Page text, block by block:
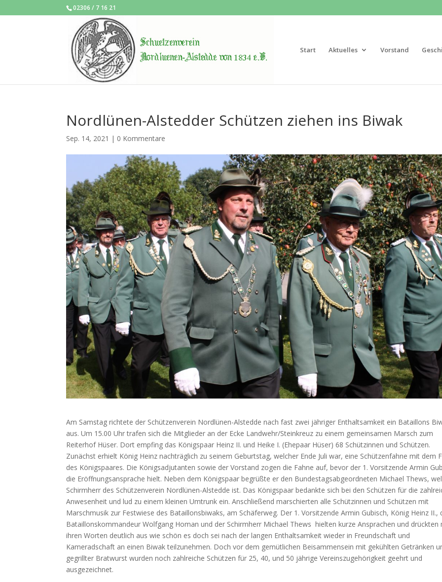
02306 / 7 16 21
Start Aktuelles Vorstand
Nordlünen-Alstedder Schützen ziehen ins Biwak
Sep. 14, 2021 | 0 Kommentare
Am Samstag richtete der Schützenverein Nordlünen-Alstedde nach fast zwei jähriger Enthaltsamkeit ein Bataillons
aus. Um 15.00 Uhr trafen sich die Mitglieder an der Ecke Landwehr/Steinkreuz zu einem gemeinsamen Marsch zum
Reiterhof Hüser. Dort empfing das Königspaar Heinz II. und Heike I. (Ehepaar Hüser) 68 Schützinnen und Schützen.
Zunächst erhielt König Heinz nachträglich zu seinem Geburtstag, welcher Ende Juli war, eine Schützenfahne mit dem
des Königspaares. Die Königsadjutanten sowie der Vorstand zogen die Fahne auf, bevor der 1. Vorsitzende Armin
die Eröffnungsansprache hielt. Neben dem Königspaar begrüßte er den Bundestagsabgeordneten Michael Thews,
Schirmherr des Schützenverein Nordlünen-Alstedde ist. Das Königspaar bedankte sich bei den Schützen für die
Anwesenheit und lud zu einem kleinen Umtrunk ein. Anschließend marschierten alle Schützinnen und Schützen mit
Marschmusik zur Festwiese des Bataillonsbiwaks, am Schäferweg. Der 1. Vorsitzende Armin Gubisch, König Heinz II.,
Bataillonskommandeur Wolfgang Homan und der Schirmherr Michael Thews hielten kurze Ansprachen und drückten
ihren Worten deutlich aus wie schön es doch sei nach der langen Enthaltsamkeit wieder in Freundschaft und
Kameradschaft an einen Biwak teilzunehmen. Doch vor dem gemütlichen Beisammensein mit gekühlten Getränken
gegrillter Bratwurst wurden noch zahlreiche Schützen für 25, 40, und 50 jährige Vereinszugehörigkeit geehrt und
ausgezeichnet.